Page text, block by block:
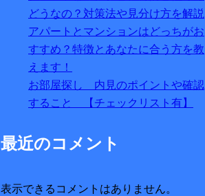
どうなの？対策法や見分け方を解説
アパートとマンションはどっちがお
すすめ？特徴とあなたに合う方を教
えます！
お部屋探し 内見のポイントや確認
すること 【チェックリスト有】
最近のコメント
表示できるコメントはありません。